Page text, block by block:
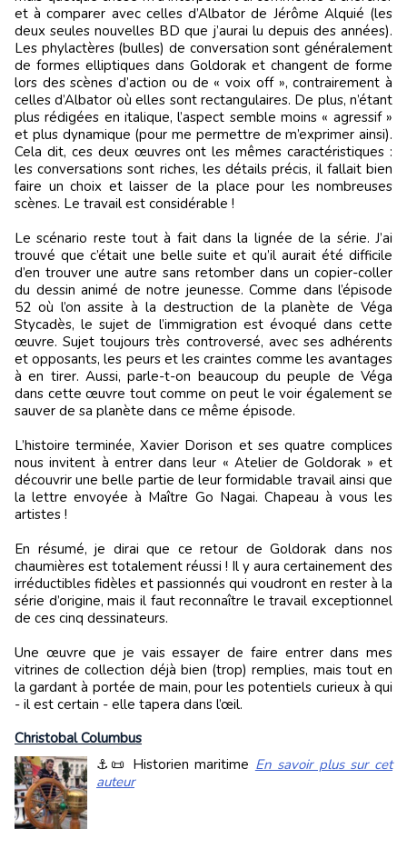
et à comparer avec celles d’Albator de Jérôme Alquié (les
deux seules nouvelles BD que j’aurai lu depuis des années).
Les phylactères (bulles) de conversation sont généralement
de formes elliptiques dans Goldorak et changent de forme
lors des scènes d’action ou de « voix off », contrairement à
celles d’Albator où elles sont rectangulaires. De plus, n’étant
plus rédigées en italique, l’aspect semble moins « agressif »
et plus dynamique (pour me permettre de m’exprimer ainsi).
Cela dit, ces deux œuvres ont les mêmes caractéristiques :
les conversations sont riches, les détails précis, il fallait bien
faire un choix et laisser de la place pour les nombreuses
scènes. Le travail est considérable !
Le scénario reste tout à fait dans la lignée de la série. J’ai
trouvé que c’était une belle suite et qu’il aurait été difficile
d’en trouver une autre sans retomber dans un copier-coller
du dessin animé de notre jeunesse. Comme dans l’épisode
52 où l’on assite à la destruction de la planète de Véga
Stycadès, le sujet de l’immigration est évoqué dans cette
œuvre. Sujet toujours très controversé, avec ses adhérents
et opposants, les peurs et les craintes comme les avantages
à en tirer. Aussi, parle-t-on beaucoup du peuple de Véga
dans cette œuvre tout comme on peut le voir également se
sauver de sa planète dans ce même épisode.
L’histoire terminée, Xavier Dorison et ses quatre complices
nous invitent à entrer dans leur « Atelier de Goldorak » et
découvrir une belle partie de leur formidable travail ainsi que
la lettre envoyée à Maître Go Nagai. Chapeau à vous les
artistes !
En résumé, je dirai que ce retour de Goldorak dans nos
chaumières est totalement réussi ! Il y aura certainement des
irréductibles fidèles et passionnés qui voudront en rester à la
série d’origine, mais il faut reconnaître le travail exceptionnel
de ces cinq dessinateurs.
Une œuvre que je vais essayer de faire entrer dans mes
vitrines de collection déjà bien (trop) remplies, mais tout en
la gardant à portée de main, pour les potentiels curieux à qui
- il est certain - elle tapera dans l’œil.
Christobal Columbus
⚓📜 Historien maritime En savoir plus sur cet
auteur